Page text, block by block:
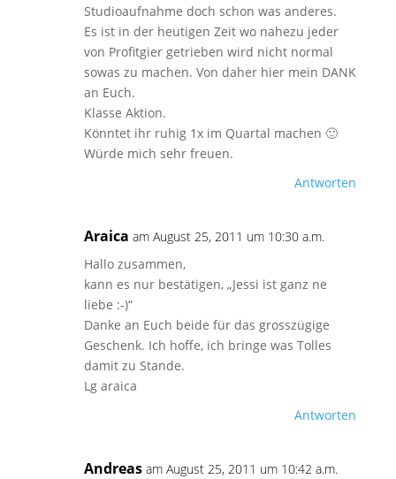
Studioaufnahme doch schon was anderes.
Es ist in der heutigen Zeit wo nahezu jeder
von Profitgier getrieben wird nicht normal
sowas zu machen. Von daher hier mein DANK
an Euch.
Klasse Aktion.
Könntet ihr ruhig 1x im Quartal machen 🙂
Würde mich sehr freuen.
Antworten
Araica am August 25, 2011 um 10:30 a.m.
Hallo zusammen,
kann es nur bestätigen, „Jessi ist ganz ne
liebe :-)“
Danke an Euch beide für das grosszügige
Geschenk. Ich hoffe, ich bringe was Tolles
damit zu Stande.
Lg araica
Antworten
Andreas am August 25, 2011 um 10:42 a.m.